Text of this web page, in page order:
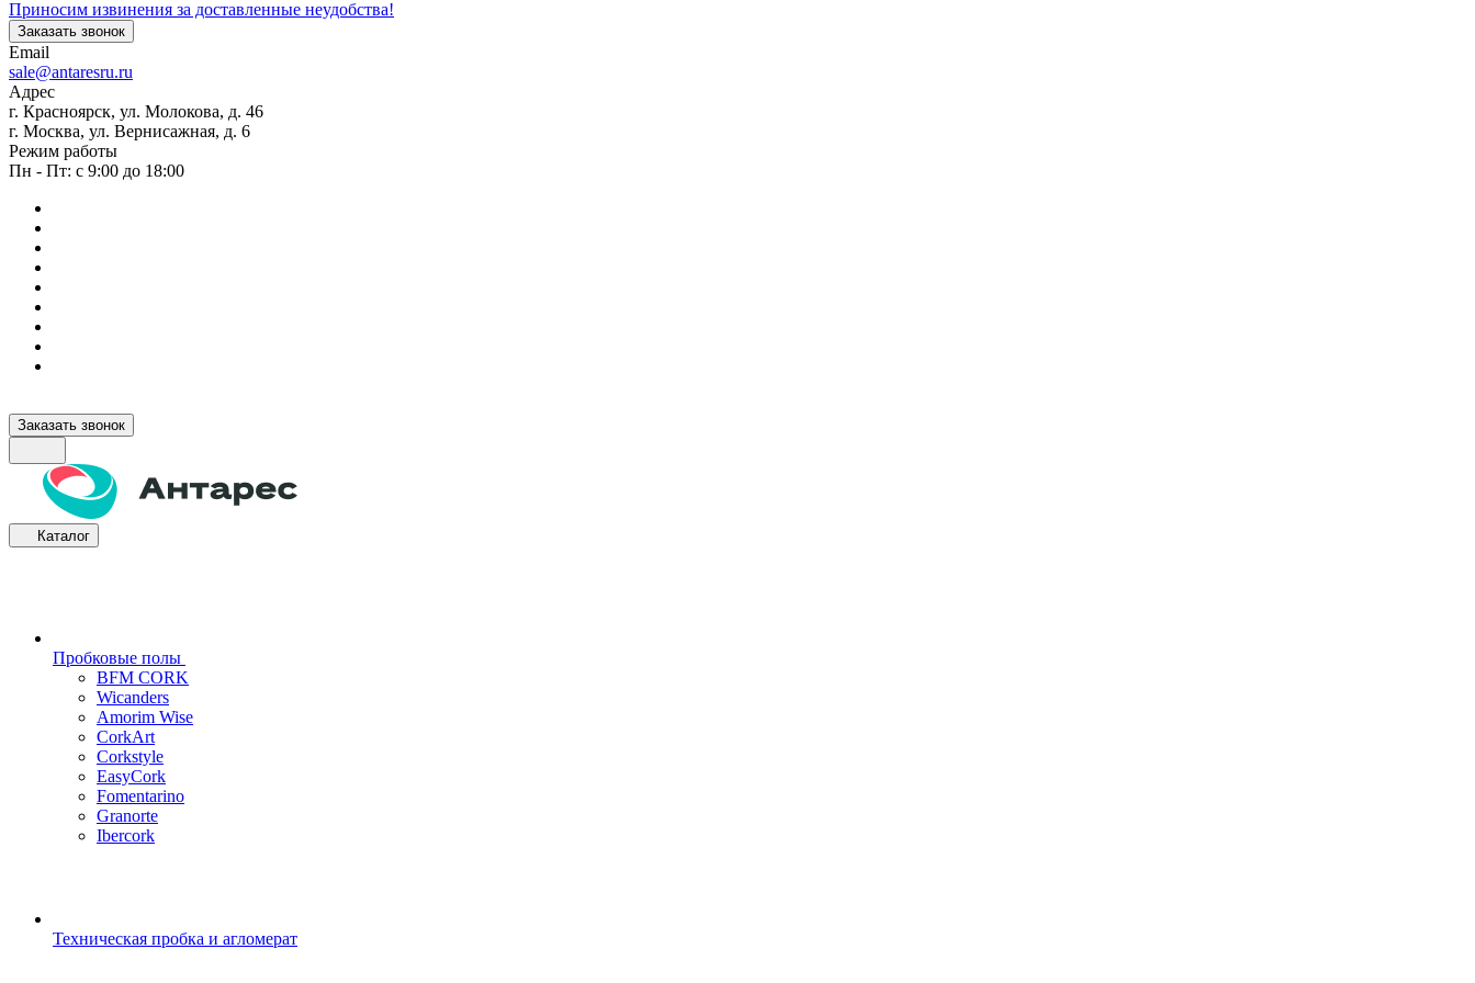
Приносим извинения за доставленные неудобства!
Заказать звонок
Email
sale@antaresru.ru
Адрес
г. Красноярск, ул. Молокова, д. 46
г. Москва, ул. Вернисажная, д. 6
Режим работы
Пн - Пт: с 9:00 до 18:00
Заказать звонок
Каталог
Пробковые полы
BFM CORK
Wicanders
Amorim Wise
CorkArt
Corkstyle
EasyCork
Fomentarino
Granorte
Ibercork
Техническая пробка и агломерат